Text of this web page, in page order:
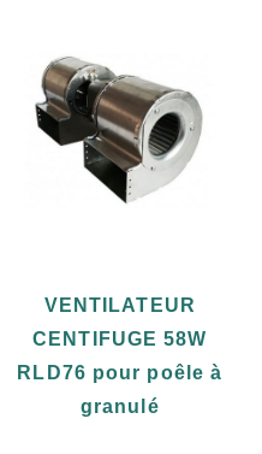
VENTILATEUR
CENTIFUGE 58W
RLD76 pour poêle à
granulé